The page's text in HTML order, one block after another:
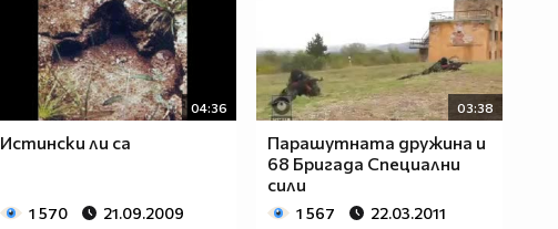
04:36
Истински ли са
1 570 21.09.2009
03:38
Парашутната дружина и
68 Бригада Специални
сили
1 567 22.03.2011